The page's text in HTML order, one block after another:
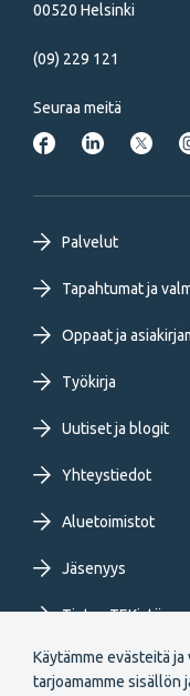
Käytämme evästeitä
tarjoamamme sisällön
00520 Helsinki
(09) 229 121
Seuraa meitä
Footer
menu
FI
Palvelut
Tapahtumat ja
Oppaat ja
Työkirja
Uutiset ja blogit
Yhteystiedot
Aluetoimistot
Jäsenyys
Tietoa TEKistä
Extranet